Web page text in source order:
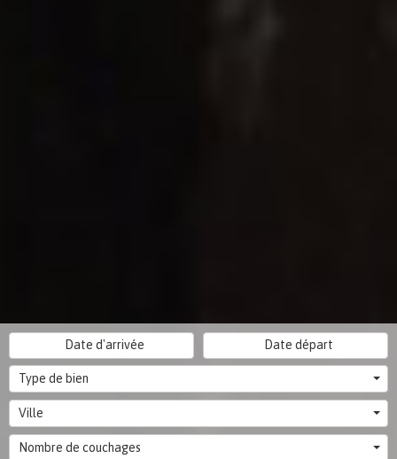
Type de bien
Ville
Nombre de couchages